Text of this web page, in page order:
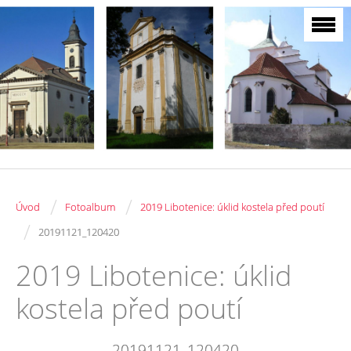
Úvod / Fotoalbum / 2019 Libotenice: úklid kostela před poutí
/ 20191121_120420
2019 Libotenice: úklid
kostela před poutí